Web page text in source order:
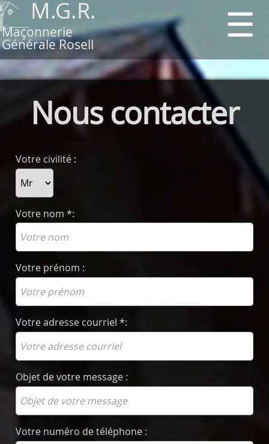
M.G.R.
Maçonnerie
Générale Rosell
Nous contacter
Votre civilité :
Votre nom *:
Votre prénom :
Votre adresse courriel *:
Objet de votre message :
Votre numéro de téléphone :